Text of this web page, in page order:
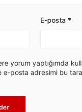
E-posta *
yorum yaptığımda
e-posta adresimi bu